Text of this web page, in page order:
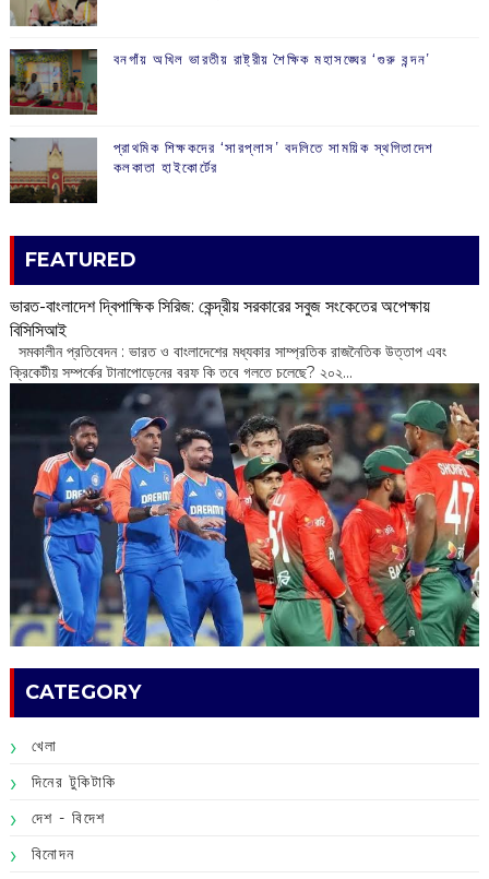
বনগাঁয় অখিল ভারতীয় রাষ্ট্রীয় শৈক্ষিক মহাসঙ্ঘের ‘গুরু বন্দন’
প্রাথমিক শিক্ষকদের ‘সারপ্লাস’ বদলিতে সাময়িক স্থগিতাদেশ
কলকাতা হাইকোর্টের
FEATURED
ভারত-বাংলাদেশ দ্বিপাক্ষিক সিরিজ: কেন্দ্রীয় সরকারের সবুজ সংকেতের অপেক্ষায়
বিসিসিআই
‌ সমকালীন প্রতিবেদন : ভারত ও বাংলাদেশের মধ্যকার সাম্প্রতিক রাজনৈতিক উত্তাপ এবং
ক্রিকেটীয় সম্পর্কের টানাপোড়েনের বরফ কি তবে গলতে চলেছে? ২০২...
CATEGORY
খেলা
দিনের টুকিটাকি
দেশ - বিদেশ
বিনোদন